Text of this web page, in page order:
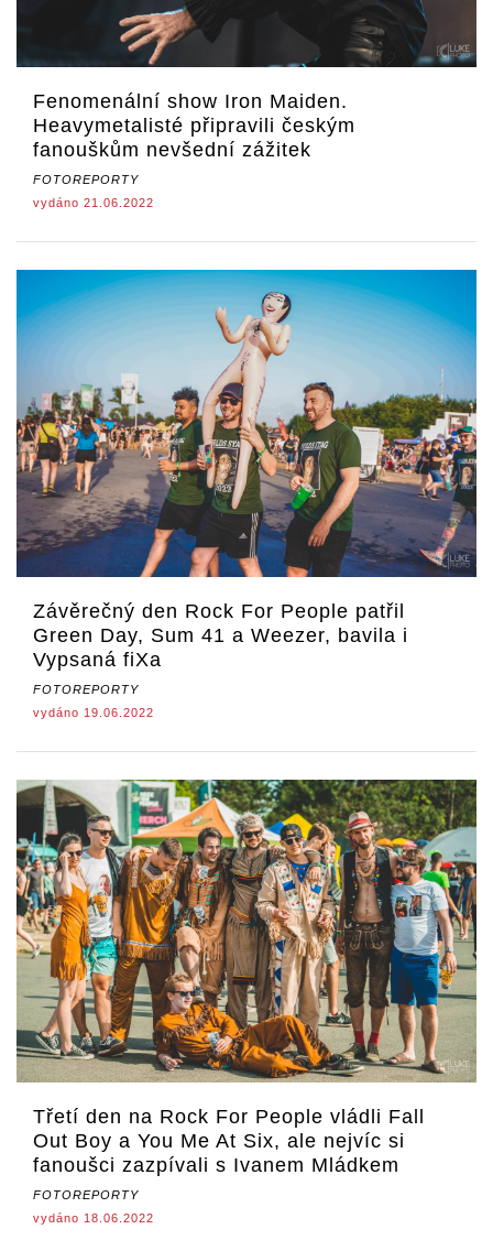
Fenomenální show Iron Maiden.
Heavymetalisté připravili českým
fanouškům nevšední zážitek
FOTOREPORTY
vydáno 21.06.2022
Závěrečný den Rock For People patřil
Green Day, Sum 41 a Weezer, bavila i
Vypsaná fiXa
FOTOREPORTY
vydáno 19.06.2022
Třetí den na Rock For People vládli Fall
Out Boy a You Me At Six, ale nejvíc si
fanoušci zazpívali s Ivanem Mládkem
FOTOREPORTY
vydáno 18.06.2022